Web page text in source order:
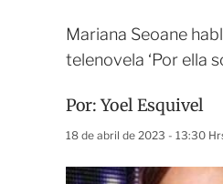
Mariana Seoane
telenovela ‘Por ella
Por:Yoel Esquivel
18 de abril de 2023 - 13:30